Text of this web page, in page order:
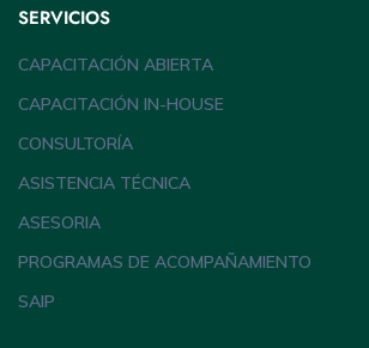
SERVICIOS
CAPACITACIÓN ABIERTA
CAPACITACIÓN IN-HOUSE
CONSULTORÍA
ASISTENCIA TÉCNICA
ASESORIA
PROGRAMAS DE ACOMPAÑAMIENTO
SAIP